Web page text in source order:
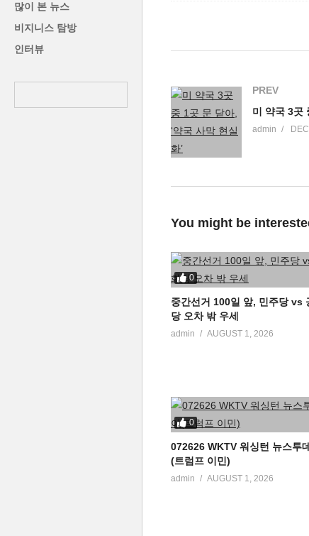
많이 본 뉴스
비지니스 탐방
인터뷰
PREV
admin
You might be
0
중간선거 100일 앞, 민주당 vs
당 오차 밖 우세
admin AUGUST 1, 2026
0
072626 WKTV 워싱턴 뉴스투
(트럼프 이민)
admin AUGUST 1, 2026